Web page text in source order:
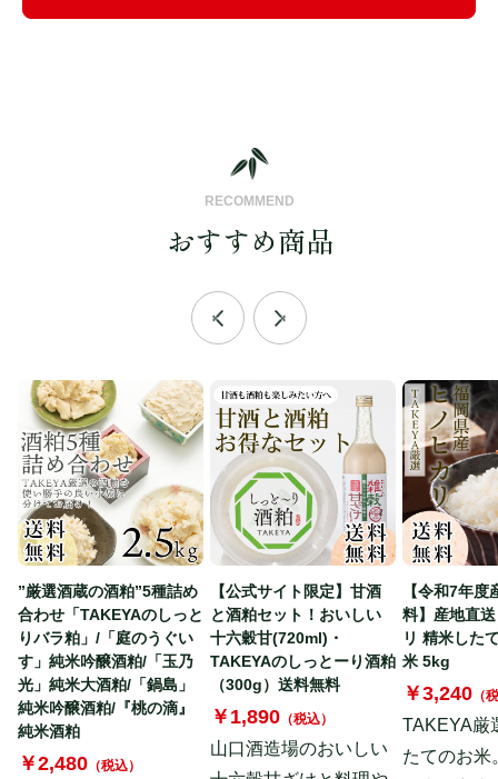
RECOMMEND
おすすめ商品
”厳選酒蔵の酒粕”5種詰め
合わせ「TAKEYAのしっと
りバラ粕」/「庭のうぐい
す」純米吟醸酒粕/「玉乃
光」純米大酒粕/「鍋島」
純米吟醸酒粕/『桃の滴』
純米酒粕
￥2,480 （税込）
【公式サイト限定】甘酒
と酒粕セット！おいしい
十六穀甘(720ml)・
TAKEYAのしっとーり酒粕
（300g）送料無料
￥1,890 （税込）
山口酒造場のおいしい
【令和7年
料】産地直
リ 精米した
米 5kg
￥3,240 （
TAKEYA厳
たてのお米